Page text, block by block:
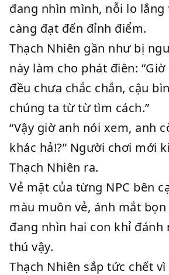
đang nhìn mình, nỗi lo
càng đạt đến đỉnh điểm.
Thạch Nhiên gần như bị
này làm cho phát điên:
đều chưa chắc chắn, cậu
chúng ta từ từ tìm cách.”
“Vậy giờ anh nói xem, anh
khác hả!?” Người chơi mới
Thạch Nhiên ra.
Vẻ mặt của từng NPC bên
màu muôn vẻ, ánh mắt
đang nhìn hai con khỉ đánh
thú vậy.
Thạch Nhiên sắp tức chết